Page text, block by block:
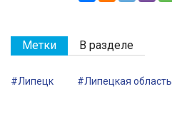
Метки В разделе
#Липецк #Липецкая область